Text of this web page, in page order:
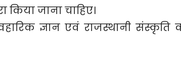
किया जाना चाहिए।
ज्ञान एवं राजस्थानी संस्कृति